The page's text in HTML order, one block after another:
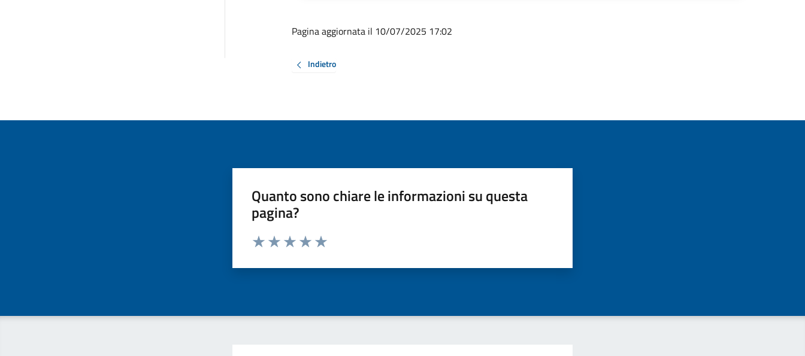
Pagina aggiornata il 10/07/2025 17:02
Indietro
Quanto sono chiare le informazioni su questa
pagina?
Valuta da 1 a 5 stelle la pagina